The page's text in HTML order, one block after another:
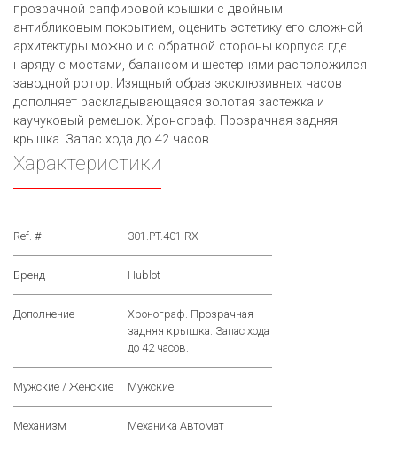
прозрачной сапфировой крышки с двойным
антибликовым покрытием, оценить эстетику его сложной
архитектуры можно и с обратной стороны корпуса где
наряду с мостами, балансом и шестернями расположился
заводной ротор. Изящный образ эксклюзивных часов
дополняет раскладывающаяся золотая застежка и
каучуковый ремешок. Хронограф. Прозрачная задняя
крышка. Запас хода до 42 часов.
Характеристики
Ref. # 301.PT.401.RX
Бренд Hublot
Дополнение
Хронограф. Прозрачная
задняя крышка. Запас хода
до 42 часов.
Мужские / Женские Мужские
Механизм Механика Автомат